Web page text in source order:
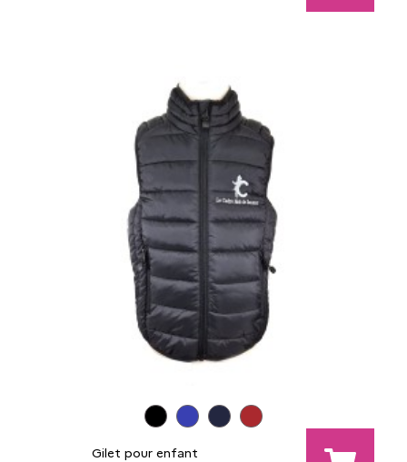
Gilet pour enfant